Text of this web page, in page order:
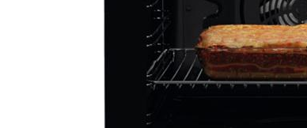
DATORTEHNIKA, PRECES
BIROJAM
KLIMATAM